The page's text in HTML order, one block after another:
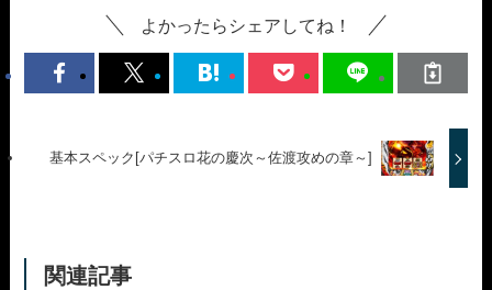
よかったらシェアしてね！
基本スペック[パチスロ花の慶次～佐渡攻めの章～]
関連記事